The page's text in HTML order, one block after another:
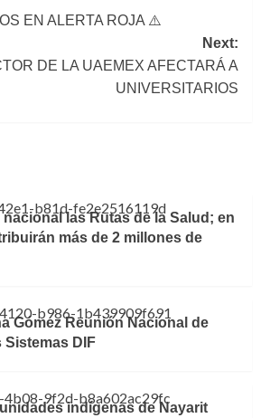
EN ALERTA ROJA ⚠️
Next:
DE LA UAEMEX AFECTARÁ A
UNIVERSITARIOS
las Rutas de la Salud; en
más de 2 millones de
Gómez Reunión Nacional de
DIF
indígenas de Nayarit